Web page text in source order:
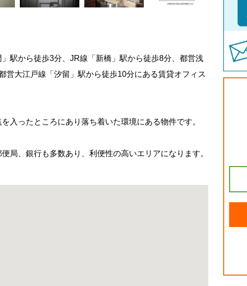
駅から徒歩3分、 JR線「新橋」駅から徒歩8分、都営浅
営大江戸線「汐留」駅から徒歩10分にある賃貸オフィス
入ったところにあり落ち着いた環境にある物件です。
局、銀行も多数あり、利便性の高いエリアになります。